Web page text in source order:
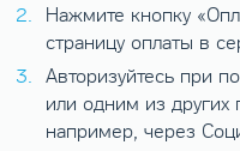
Нажмите кнопку
страницу оплаты в
Авторизуйтесь при
или одним из
например, через